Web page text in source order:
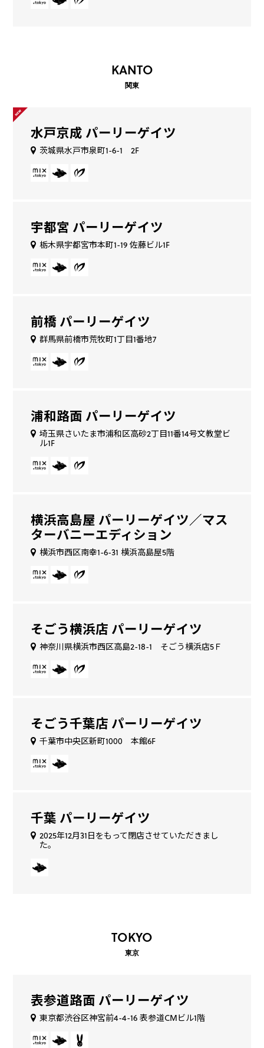
KANTO
関東
水戸京成 パーリーゲイツ
茨城県水戸市泉町1-6-1 2F
宇都宮 パーリーゲイツ
栃木県宇都宮市本町1-19 佐藤ビル1F
前橋 パーリーゲイツ
群馬県前橋市荒牧町1丁目1番地7
浦和路面 パーリーゲイツ
埼玉県さいたま市浦和区高砂2丁目11番14号文教堂ビ
ル1F
横浜高島屋 パーリーゲイツ／マス
ターバニーエディション
横浜市西区南幸1-6-31 横浜高島屋5階
そごう横浜店 パーリーゲイツ
神奈川県横浜市西区高島2-18-1 そごう横浜店5Ｆ
そごう千葉店 パーリーゲイツ
千葉市中央区新町1000 本館6F
千葉 パーリーゲイツ
2025年12月31日をもって閉店させていただきまし
た。
TOKYO
東京
表参道路面 パーリーゲイツ
東京都渋谷区神宮前4-4-16 表参道CMビル1階